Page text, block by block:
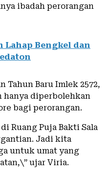
ibadah perorangan
Lahap Bengkel dan
Tahun Baru Imlek 2572,
hanya diperbolehkan
bagi perorangan.
Ruang Puja Bakti Sala
Jadi kita
untuk umat yang
ujar Viria.